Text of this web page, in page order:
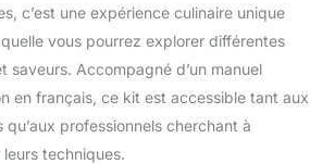
acheter dans un restaurant Kit de
complet 27 en 1 : kit de
la fabrication de sushis à la
; y compris un tube à sushi ;
à sushi en bambou ; machine à
en forme d'animal / triangle /
c’est une expérience culinaire unique
vous pourrez explorer différentes
saveurs. Accompagné d’un manuel
en français, ce kit est accessible tant aux
professionnels cherchant à
techniques.